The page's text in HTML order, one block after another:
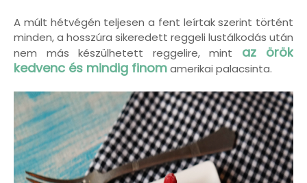
A múlt hétvégén teljesen a fent leírtak szerint történt
minden, a hosszúra sikeredett reggeli lustálkodás után
nem más készülhetett reggelire, mint az örök
kedvenc és mindig finomamerikai palacsinta.